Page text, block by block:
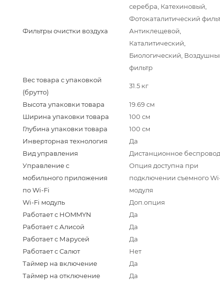
Фильтры очистки воздуха
серебра, Катехиновый,
Фотокаталитический
Антиклещевой,
Каталитический,
Биологический,
фильтр
Вес товара с упаковкой
(брутто)
31.5 кг
Высота упаковки товара
19.69 см
Ширина упаковки товара
100 см
Глубина упаковки товара
100 см
Инверторная технология
Да
Вид управления
Дистанционное
Управление c
мобильного приложения
по Wi-Fi
Опция доступна при
подключении съемного
модуля
Wi-Fi модуль
Доп.опция
Работает с HOMMYN
Да
Работает с Алисой
Да
Работает с Марусей
Да
Работает с Салют
Нет
Таймер на включение
Да
Таймер на отключение
Да